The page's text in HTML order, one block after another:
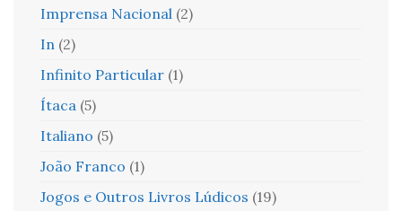
Imprensa Nacional (2)
In (2)
Infinito Particular (1)
Ítaca (5)
Italiano (5)
João Franco (1)
Jogos e Outros Livros Lúdicos (19)